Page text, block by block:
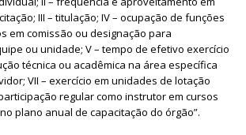
III – titulação; IV – ocupação de funções
em comissão ou designação para
ou unidade; V – tempo de efetivo exercício
técnica ou acadêmica na área específica
VII – exercício em unidades de lotação
regular como instrutor em cursos
plano anual de capacitação do órgão”.